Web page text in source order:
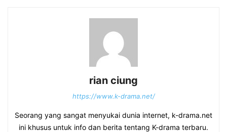
rian ciung
https://www.k-drama.net/
Seorang yang sangat menyukai dunia internet, k-drama.net
ini khusus untuk info dan berita tentang K-drama terbaru.